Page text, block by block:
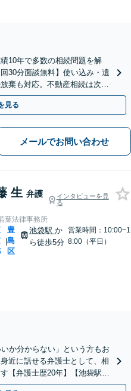
10年で多数の相続問題を解
30分面談無料】使い込み・遺
棄も対応。不動産相続は次世
を【大塚駅2分】
見る
メールでお問い合わせ
生 弁護
インタビューを見
る
葉法律事務所
|
豊
島
区
池袋駅 か
ら徒歩5分
営業時間：10:00~1
8:00（平日）
か分からない」という方もお
近に話せる弁護士として、相
【弁護士歴20年】【池袋駅5